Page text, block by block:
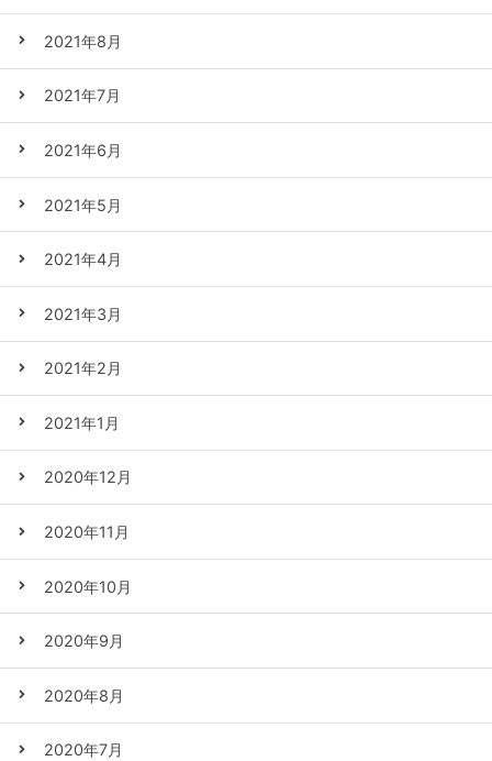
2021年8月
2021年7月
2021年6月
2021年5月
2021年4月
2021年3月
2021年2月
2021年1月
2020年12月
2020年11月
2020年10月
2020年9月
2020年8月
2020年7月